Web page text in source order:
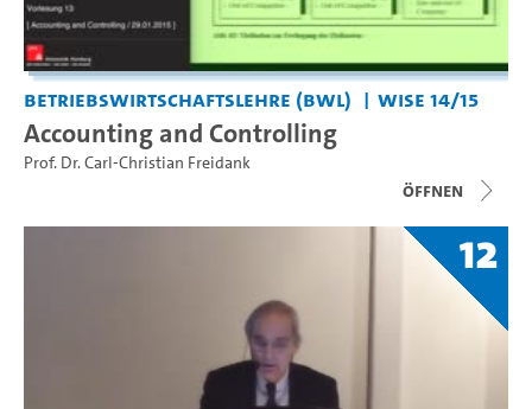
Betriebswirtschaftslehre (BWL) WiSe 14/15
Accounting and Controlling
Prof. Dr. Carl-Christian Freidank
Öffnen
12